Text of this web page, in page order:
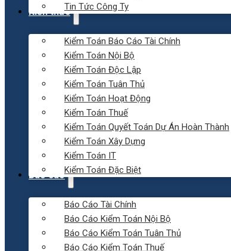
Tin Tức Công Ty
Kiến thức
Kiểm Toán Báo Cáo Tài Chính
Kiểm Toán Nội Bộ
Kiểm Toán Độc Lập
Kiểm Toán Tuân Thủ
Kiểm Toán Hoạt Động
Kiểm Toán Thuế
Kiểm Toán Quyết Toán Dự Án Hoàn Thành
Kiểm Toán Xây Dựng
Kiểm Toán IT
Kiểm Toán Đặc Biệt
Báo cáo
Báo Cáo Tài Chính
Báo Cáo Kiểm Toán Nội Bộ
Báo Cáo Kiểm Toán Tuân Thủ
Báo Cáo Kiểm Toán Thuế